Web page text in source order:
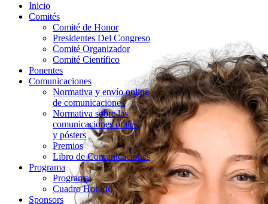
Inicio
Comités
Comité de Honor
Presidentes Del Congreso
Comité Organizador
Comité Científico
Ponentes
Comunicaciones
Normativa y envío online
de comunicaciones
Normativa sobre las
comunicaciones orales
y pósters
Premios
Libro de Comunicaciones
Programa
Programa
Cuadro Horario
Sponsors